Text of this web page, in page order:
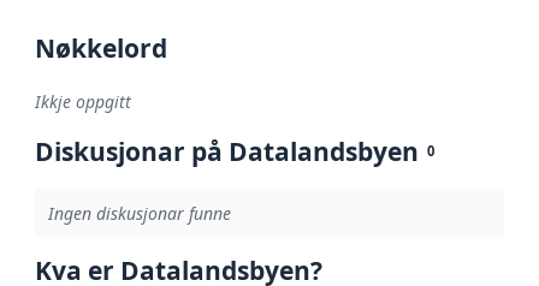
Nøkkelord
Ikkje oppgitt
Diskusjonar på Datalandsbyen 0
Ingen diskusjonar funne
Kva er Datalandsbyen?